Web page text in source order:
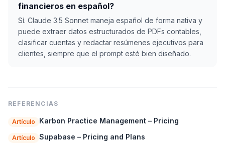
financieros en español?
Sí. Claude 3.5 Sonnet maneja español de forma nativa y
puede extraer datos estructurados de PDFs contables,
clasificar cuentas y redactar resúmenes ejecutivos para
clientes, siempre que el prompt esté bien diseñado.
REFERENCIAS
Artículo Karbon Practice Management – Pricing
Artículo Supabase – Pricing and Plans